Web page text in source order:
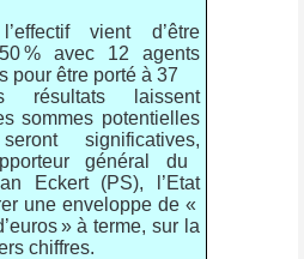
vient d’être
% avec 12 agents
pour être porté à 37
résultats laissent
sommes potentielles
significatives,
général du
Eckert (PS), l’Etat
une enveloppe de «
» à terme, sur la
chiffres.